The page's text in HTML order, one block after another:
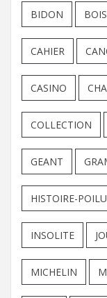
BIDON BOIS
CAHIER
CASINO
COLLECTION
GEANT
HISTOIRE-POILU
INSOLITE
MICHELIN